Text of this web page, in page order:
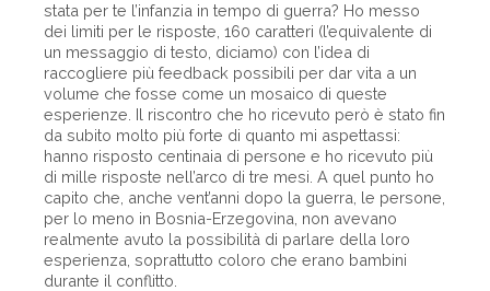
stata per te l’infanzia in tempo di guerra? Ho messo
dei limiti per le risposte, 160 caratteri (l’equivalente di
un messaggio di testo, diciamo) con l’idea di
raccogliere più feedback possibili per dar vita a un
volume che fosse come un mosaico di queste
esperienze. Il riscontro che ho ricevuto però è stato fin
da subito molto più forte di quanto mi aspettassi:
hanno risposto centinaia di persone e ho ricevuto più
di mille risposte nell’arco di tre mesi. A quel punto ho
capito che, anche vent’anni dopo la guerra, le persone,
per lo meno in Bosnia-Erzegovina, non avevano
realmente avuto la possibilità di parlare della loro
esperienza, soprattutto coloro che erano bambini
durante il conflitto.